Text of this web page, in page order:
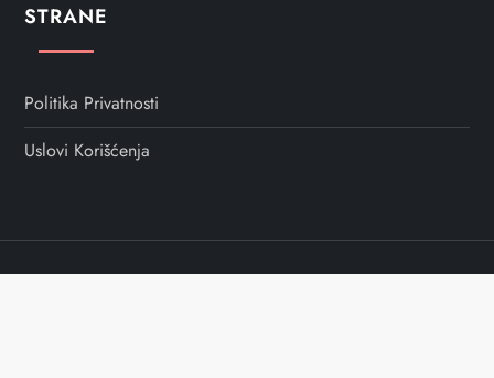
l
a
n
a
STRANE
Politika Privatnosti
Uslovi Korišćenja